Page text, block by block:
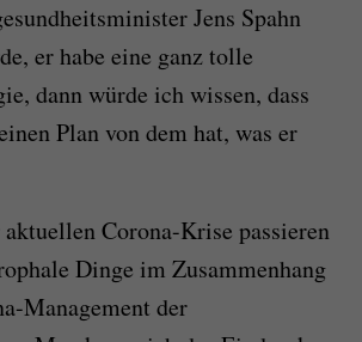
Jens Spahn
er habe eine ganz tolle
dann würde ich wissen, dass
Plan von dem hat, was er
Corona-Krise passieren
Dinge im Zusammenhang
Management der